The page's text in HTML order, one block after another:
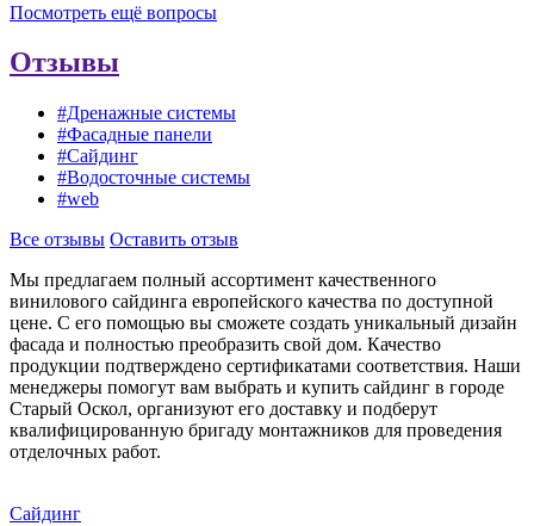
Посмотреть ещё вопросы
Отзывы
#Дренажные системы
#Фасадные панели
#Сайдинг
#Водосточные системы
#web
Все отзывы Оставить отзыв
Мы предлагаем полный ассортимент качественного
винилового сайдинга европейского качества по доступной
цене. С его помощью вы сможете создать уникальный дизайн
фасада и полностью преобразить свой дом. Качество
продукции подтверждено сертификатами соответствия. Наши
менеджеры помогут вам выбрать и купить сайдинг в городе
Старый Оскол, организуют его доставку и подберут
квалифицированную бригаду монтажников для проведения
отделочных работ.
Сайдинг